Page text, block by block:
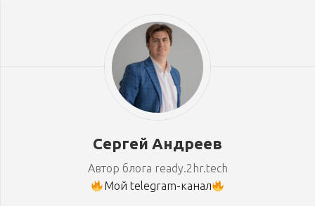
Сергей Андреев
Автор блога ready.2hr.tech
Мой telegram-канал